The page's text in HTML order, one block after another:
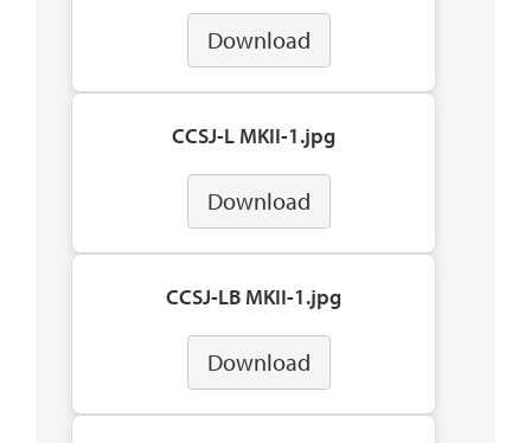
Download
CCSJ-L MKII-1.jpg
Download
CCSJ-LB MKII-1.jpg
Download